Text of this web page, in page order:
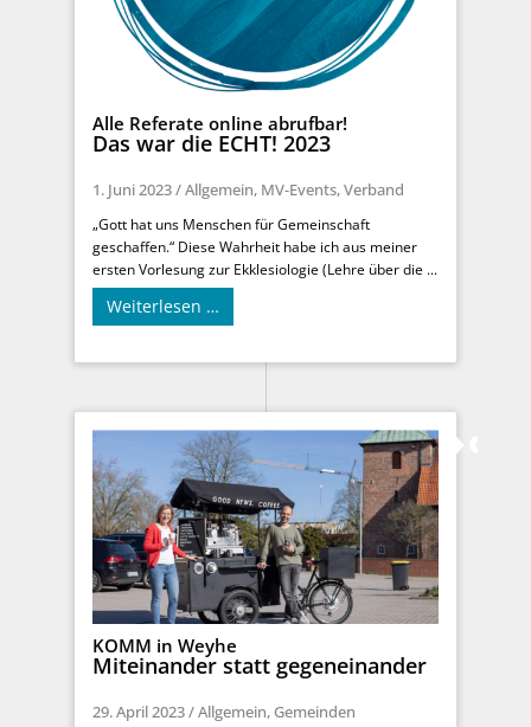
Alle Referate online abrufbar!
Das war die ECHT! 2023
1. Juni 2023/Allgemein, MV-Events,Verband
„Gott hat uns Menschen für Gemeinschaft
geschaffen.“ Diese Wahrheit habe ich aus meiner
ersten Vorlesung zur Ekklesiologie (Lehre über die ...
Weiterlesen …
KOMM in Weyhe
Miteinander statt gegeneinander
29. April 2023/Allgemein, Gemeinden